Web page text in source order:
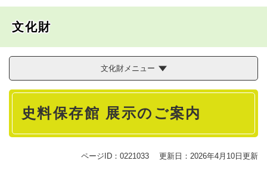
文化財
文化財メニュー
本
史料保存館 展示のご案内
ページID：0221033 更新日：2026年4月10日更新